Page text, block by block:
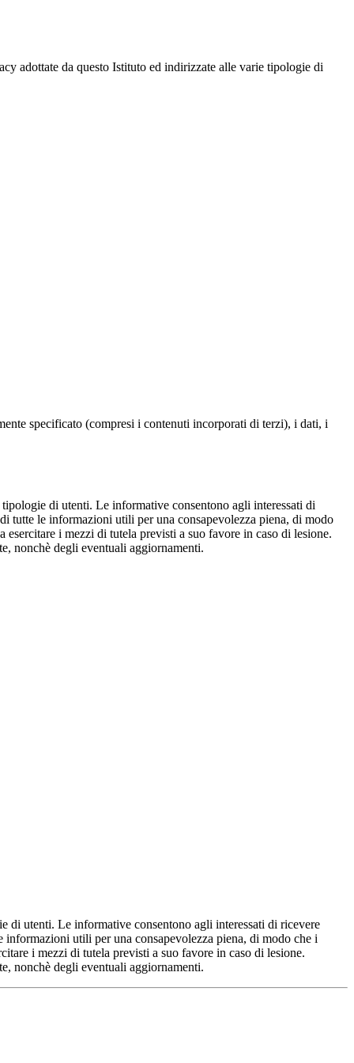
adottate da questo Istituto ed indirizzate alle varie tipologie di
specificato (compresi i contenuti incorporati di terzi), i dati, i
di utenti. Le informative consentono agli interessati di
tutte le informazioni utili per una consapevolezza piena, di modo
esercitare i mezzi di tutela previsti a suo favore in caso di lesione.
nonchè degli eventuali aggiornamenti.
di utenti. Le informative consentono agli interessati di ricevere
utili per una consapevolezza piena, di modo che i
i mezzi di tutela previsti a suo favore in caso di lesione.
nonchè degli eventuali aggiornamenti.